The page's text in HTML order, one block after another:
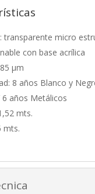
transparente micro
con base acrílica
µm
8 años Blanco y
6 años Metálicos
mts.
mts.